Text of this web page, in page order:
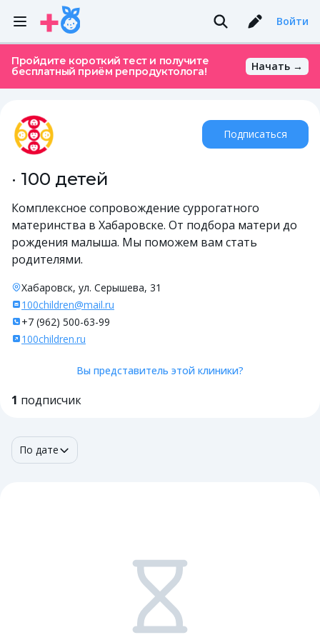
Войти
Пройдите короткий тест и получите
бесплатный приём репродуктолога!
Начать →
· 100 детей
Комплексное сопровождение суррогатного
материнства в Хабаровске. От подбора матери до
рождения малыша. Мы поможем вам стать
родителями.
Хабаровск, ул. Серышева, 31
100children@mail.ru
+7 (962) 500-63-99
100children.ru
Вы представитель этой клиники?
1 подписчик
Подписаться
По дате